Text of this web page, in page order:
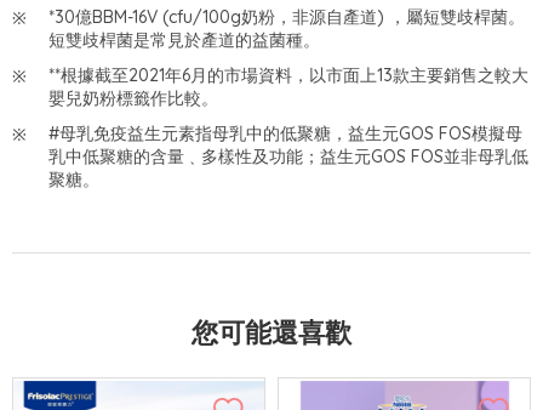
*30億BBM-16V (cfu/100g奶粉，非源自產道) ，屬短雙歧桿菌。
短雙歧桿菌是常見於產道的益菌種。
**根據截至2021年6月的市場資料，以市面上13款主要銷售之較大
嬰兒奶粉標籤作比較。
#母乳免疫益生元素指母乳中的低聚糖，益生元GOS FOS模擬母
乳中低聚糖的含量﹑多樣性及功能；益生元GOS FOS並非母乳低
聚糖。
您可能還喜歡